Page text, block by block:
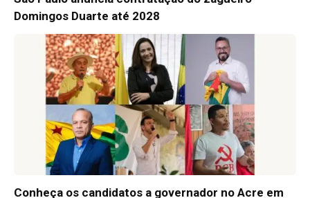
Domingos Duarte até 2028
Conheça os candidatos a governador no Acre em